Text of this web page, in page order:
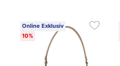
Online Exklusiv
10%